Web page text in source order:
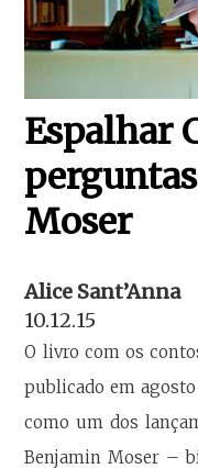
Espalhar
Moser
Alice Sant’Anna
10.12.15
O livro com os
publicado em
como um dos
Benjamin Moser –